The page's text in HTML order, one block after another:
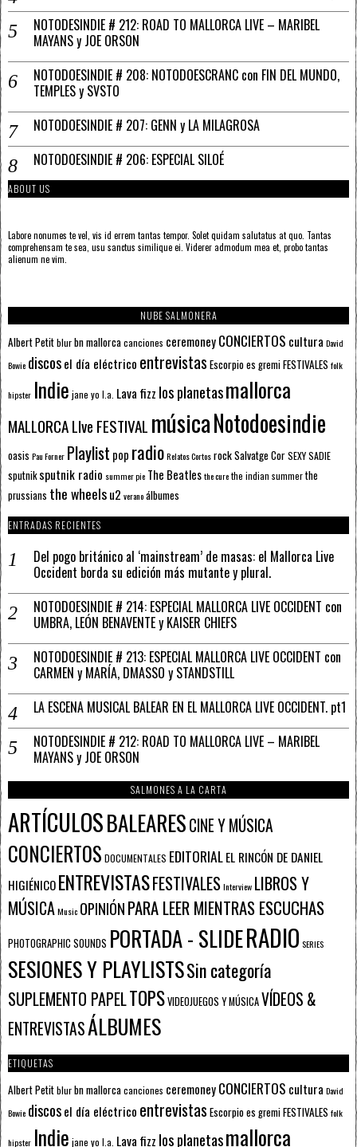
NOTODESINDIE # 212: ROAD TO MALLORCA LIVE – MARIBEL
MAYANS y JOE ORSON
NOTODOESINDIE # 208: NOTODOESCRANC con FIN DEL MUNDO,
TEMPLES y SVSTO
NOTODOESINDIE # 207: GENN y LA MILAGROSA
NOTODOESINDIE # 206: ESPECIAL SILOÉ
ABOUT US
Labore nonumes te vel, vis id errem tantas tempor. Solet quidam salutatus at quo. Tantas
comprehensam te sea, usu sanctus similique ei. Viderer admodum mea et, probo tantas
alienum ne vim.
NUBE SALMONERA
Albert Petitblurbn mallorcacanciones ceremoneyCONCIERTOS cultura David
Bowie discosel día eléctrico entrevistas Escorpioes gremiFESTIVALES folk
hipster Indie jane yo l.a. Lava fizz los planetasmallorca
MALLORCA LIve FESTIVAL músicaNotodoesindie
oasis Pau Forner Playlist pop radioRelatos CortosrockSalvatge CorSEXY SADIE
sputnik sputnik radio summer pie The Beatlesthe curethe indian summerthe
prussians the wheelsu2 veranoálbumes
ENTRADAS RECIENTES
Del pogo británico al ‘mainstream’ de masas: el Mallorca Live
Occident borda su edición más mutante y plural.
NOTODOESINDIE # 214: ESPECIAL MALLORCA LIVE OCCIDENT con
UMBRA, LEÓN BENAVENTE y KAISER CHIEFS
NOTODOESINDIE # 213: ESPECIAL MALLORCA LIVE OCCIDENT con
CARMEN y MARÍA, DMASSO y STANDSTILL
LA ESCENA MUSICAL BALEAR EN EL MALLORCA LIVE OCCIDENT. pt1
NOTODESINDIE # 212: ROAD TO MALLORCA LIVE – MARIBEL
MAYANS y JOE ORSON
SALMONES A LA CARTA
ARTÍCULOSBALEARESCINE Y MÚSICA
CONCIERTOS DOCUMENTALES EDITORIALEL RINCÓN DE DANIEL
HIGIÉNICOENTREVISTASFESTIVALESInterview LIBROS Y
MÚSICAMusic OPINIÓNPARA LEER MIENTRAS ESCUCHAS
PHOTOGRAPHIC SOUNDS PORTADA - SLIDERADIO SERIES
SESIONES Y PLAYLISTSSin categoría
SUPLEMENTO PAPELTOPSVIDEOJUEGOS Y MÚSICAVÍDEOS &
ENTREVISTASÁLBUMES
ETIQUETAS
Albert Petitblurbn mallorcacanciones ceremoneyCONCIERTOS cultura David
Bowie discosel día eléctrico entrevistas Escorpioes gremiFESTIVALES folk
hipster Indie jane yo l.a. Lava fizz los planetasmallorca